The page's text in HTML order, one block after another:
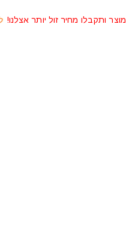
ותקבלו מחיר זול יותר אצלנו!